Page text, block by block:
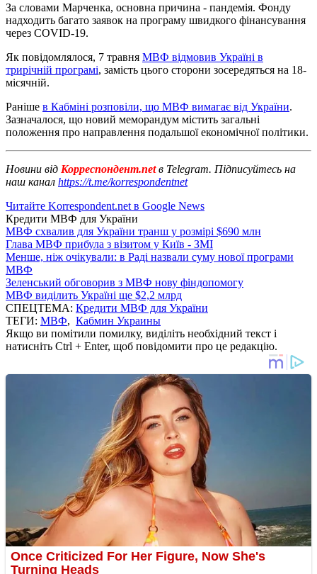
За словами Марченка, основна причина - пандемія. Фонду
надходить багато заявок на програму швидкого фінансування
через COVID-19.
Як повідомлялося, 7 травня МВФ відмовив Україні в
трирічній програмі, замість цього сторони зосередяться на 18-
місячній.
Раніше в Кабміні розповіли, що МВФ вимагає від України.
Зазначалося, що новий меморандум містить загальні
положення про направлення подальшої економічної політики.
Новини від Корреспондент.netв Telegram. Підписуйтесь на
наш канал https://t.me/korrespondentnet
Читайте Korrespondent.net в Google News
Кредити МВФ для України
МВФ схвалив для України транш у розмірі $690 млн
Глава МВФ прибула з візитом у Київ - ЗМІ
Менше, ніж очікували: в Раді назвали суму нової програми
МВФ
Зеленський обговорив з МВФ нову фіндопомогу
МВФ виділить Україні ще $2,2 млрд
СПЕЦТЕМА: Кредити МВФ для України
ТЕГИ: МВФ, Кабмин Украины
Якщо ви помітили помилку, виділіть необхідний текст і
натисніть Ctrl + Enter, щоб повідомити про це редакцію.